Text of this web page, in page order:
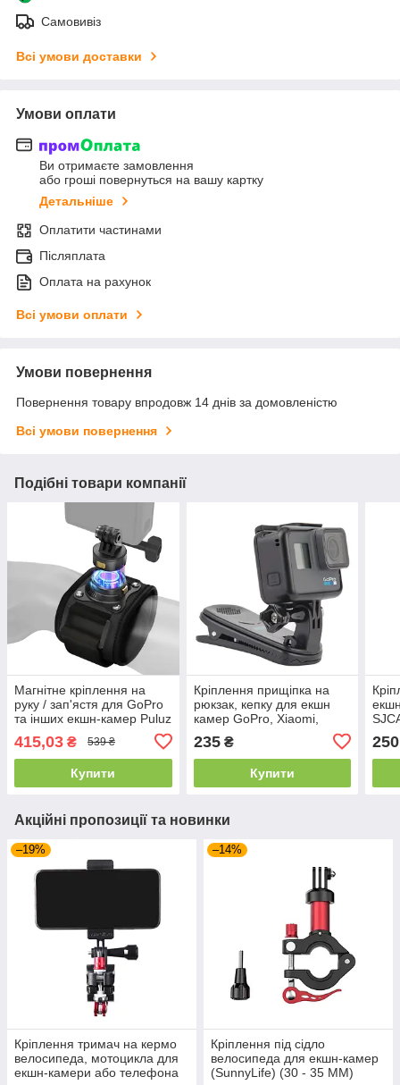
Самовивіз
Всі умови доставки
Умови оплати
Ви отримаєте замовлення
або гроші повернуться на вашу картку
Детальніше
Оплатити частинами
Післяплата
Оплата на рахунок
Всі умови оплати
Умови повернення
Повернення товару впродовж 14 днів за домовленістю
Всі умови повернення
Подібні товари компанії
Магнітне кріплення на
руку / зап'ястя для GoPro
та інших екшн-камер Puluz
415,03 ₴ 539 ₴
Купити
Кріплення прищіпка на
рюкзак, кепку для екшн
камер GoPro, Xiaomi,
Sjcam / Кліпса для екшн-
камери Telesin
235₴
Купити
250
Акційні пропозиції та новинки
–19%
Кріплення тримач на кермо
велосипеда, мотоцикла для
екшн-камери або телефона
–14%
Кріплення під сідло
велосипеда для екшн-камер
(SunnyLife) (30 - 35 ММ)